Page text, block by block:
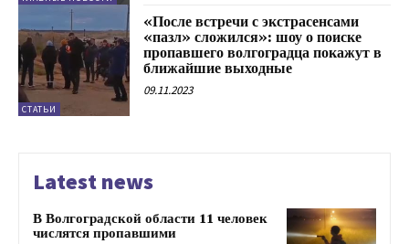
СТАТЬИ
«После встречи с экстрасенсами
«пазл» сложился»: шоу о поиске
пропавшего волгоградца покажут в
ближайшие выходные
09.11.2023
Latest news
В Волгоградской области 11 человек
числятся пропавшими